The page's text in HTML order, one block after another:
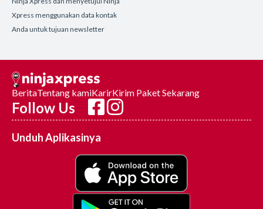
Xpress menggunakan data kontak
Anda untuk tujuan newsletter
BeritaTentang kamiKarirKirim Paket Sekarang
Follow Us
Unduh Aplikasinya